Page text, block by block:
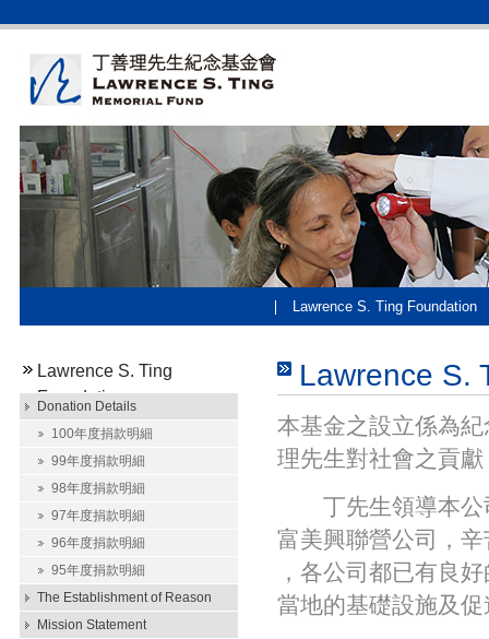
Lawrence S. Ting Foundation
Lawrence S. Ting
Foundation
Donation Details
100年度捐款明細
99年度捐款明細
98年度捐款明細
97年度捐款明細
96年度捐款明細
95年度捐款明細
The Establishment of Reason
Mission Statement
Lawrence S.
本基金之設立係為
理先生對社會之貢
丁先生領導本公
富美興聯營公司，
，各公司都已有良
當地的基礎設施及